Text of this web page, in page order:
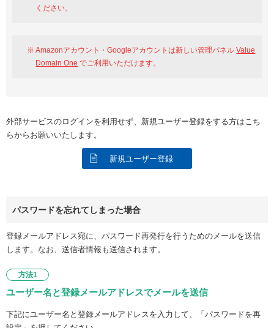
ください。
Amazonアカウント・Googleアカウントは新しい管理パネルValue
Domain One でご利用いただけます。
外部サービスのログインを利用せず、新規ユーザー登録をする方はこち
らからお願いいたします。
新規ユーザー登録
パスワードを忘れてしまった場合
登録メールアドレス宛に、パスワード再発行を行うためのメールを送信
します。なお、送信者情報も送信されます。
方法1
ユーザー名と登録メールアドレスでメールを送信
下記にユーザー名と登録メールアドレスを入力して、「パスワードを再